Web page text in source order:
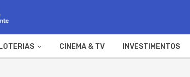
LOTERIAS CINEMA & TV INVESTIMENTOS